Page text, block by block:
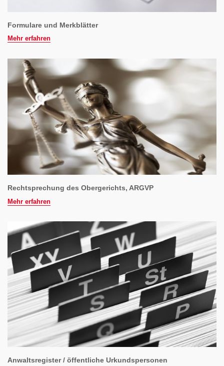
Formulare und Merkblätter
Mehr erfahren
Rechtsprechung des Obergerichts, ARGVP
Mehr erfahren
Anwaltsregister / öffentliche Urkundspersonen